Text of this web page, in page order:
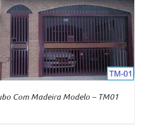
Com Madeira Modelo – TM01